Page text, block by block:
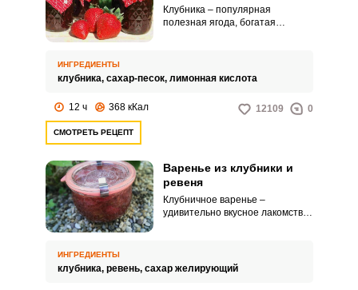
Клубника – популярная
полезная ягода, богатая
десертов. Из клубники варят
компоты, варенье, джемы,
ИНГРЕДИЕНТЫ
клубника, сахар-песок, лимонная кислота
12 ч 368 кКал 12109 0
СМОТРЕТЬ РЕЦЕПТ
Варенье из клубники и
ревеня
Клубничное варенье –
удивительно вкусное лакомство,
можно добавить ревень,
который не будет перебивать
ИНГРЕДИЕНТЫ
клубника, ревень, сахар желирующий